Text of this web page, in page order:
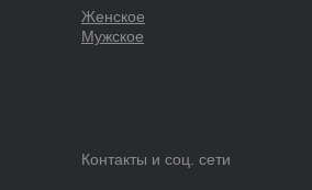
Худи, свитшоты
Шорты